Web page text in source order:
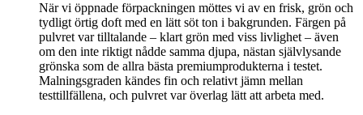
När vi öppnade förpackningen möttes vi av en frisk, grön och
tydligt örtig doft med en lätt söt ton i bakgrunden. Färgen på
pulvret var tilltalande – klart grön med viss livlighet – även
om den inte riktigt nådde samma djupa, nästan självlysande
grönska som de allra bästa premiumprodukterna i testet.
Malningsgraden kändes fin och relativt jämn mellan
testtillfällena, och pulvret var överlag lätt att arbeta med.